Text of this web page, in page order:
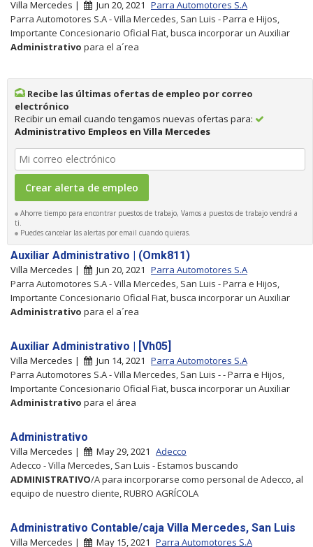
Villa Mercedes | Jun 20, 2021 Parra Automotores S.A
Parra Automotores S.A - Villa Mercedes, San Luis - Parra e Hijos,
Importante Concesionario Oficial Fiat, busca incorporar un Auxiliar
Administrativo para el a´rea
Recibe las últimas ofertas de empleo por correo
electrónico
Recibir un email cuando tengamos nuevas ofertas para:
Administrativo Empleos en Villa Mercedes
Ahorre tiempo para encontrar puestos de trabajo, Vamos a puestos de trabajo vendrá a
ti.
Puedes cancelar las alertas por email cuando quieras.
Auxiliar Administrativo | (Omk811)
Villa Mercedes | Jun 20, 2021 Parra Automotores S.A
Parra Automotores S.A - Villa Mercedes, San Luis - Parra e Hijos,
Importante Concesionario Oficial Fiat, busca incorporar un Auxiliar
Administrativo para el a´rea
Auxiliar Administrativo | [Vh05]
Villa Mercedes | Jun 14, 2021 Parra Automotores S.A
Parra Automotores S.A - Villa Mercedes, San Luis - - Parra e Hijos,
Importante Concesionario Oficial Fiat, busca incorporar un Auxiliar
Administrativo para el área
Administrativo
Villa Mercedes | May 29, 2021 Adecco
Adecco - Villa Mercedes, San Luis - Estamos buscando
ADMINISTRATIVO/A para incorporarse como personal de Adecco, al
equipo de nuestro cliente, RUBRO AGRÍCOLA
Administrativo Contable/caja Villa Mercedes, San Luis
Villa Mercedes | May 15, 2021 Parra Automotores S.A